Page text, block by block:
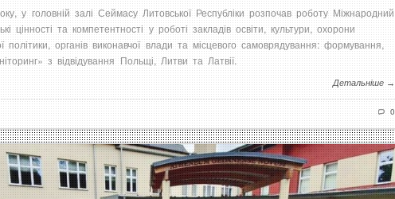
у головній залі Сеймасу Литовської Республіки розпочав роботу Міжнародний
цінності та компетентності у роботі закладів освіти, культури, охорони
політики, органів виконавчої влади та місцевого самоврядування: формування,
з відвідування Польщі, Литви та Латвії.
Детальніше →
0